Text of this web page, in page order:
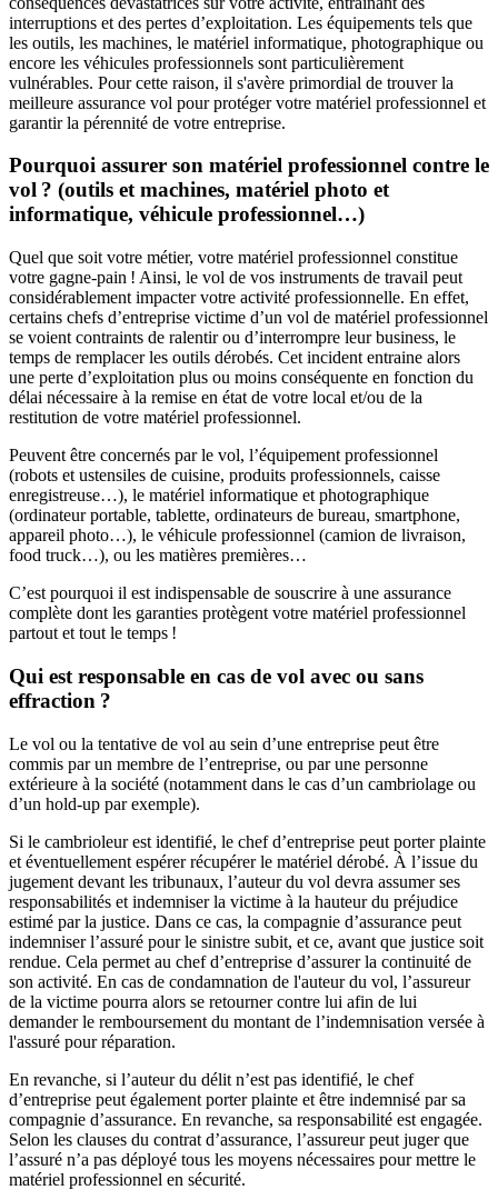
interruptions et des pertes d’exploitation. Les équipements tels que
les outils, les machines, le matériel informatique, photographique ou
encore les véhicules professionnels sont particulièrement
vulnérables. Pour cette raison, il s'avère primordial de trouver la
meilleure assurance vol pour protéger votre matériel professionnel et
garantir la pérennité de votre entreprise.
Pourquoi assurer son matériel professionnel contre le
vol ? (outils et machines, matériel photo et
informatique, véhicule professionnel…)
Quel que soit votre métier, votre matériel professionnel constitue
votre gagne-pain ! Ainsi, le vol de vos instruments de travail peut
considérablement impacter votre activité professionnelle. En effet,
certains chefs d’entreprise victime d’un vol de matériel professionnel
se voient contraints de ralentir ou d’interrompre leur business, le
temps de remplacer les outils dérobés. Cet incident entraine alors
une perte d’exploitation plus ou moins conséquente en fonction du
délai nécessaire à la remise en état de votre local et/ou de la
restitution de votre matériel professionnel.
Peuvent être concernés par le vol, l’équipement professionnel
(robots et ustensiles de cuisine, produits professionnels, caisse
enregistreuse…), le matériel informatique et photographique
(ordinateur portable, tablette, ordinateurs de bureau, smartphone,
appareil photo…), le véhicule professionnel (camion de livraison,
food truck…), ou les matières premières…
C’est pourquoi il est indispensable de souscrire à une assurance
complète dont les garanties protègent votre matériel professionnel
partout et tout le temps !
Qui est responsable en cas de vol avec ou sans
effraction ?
Le vol ou la tentative de vol au sein d’une entreprise peut être
commis par un membre de l’entreprise, ou par une personne
extérieure à la société (notamment dans le cas d’un cambriolage ou
d’un hold-up par exemple).
Si le cambrioleur est identifié, le chef d’entreprise peut porter plainte
et éventuellement espérer récupérer le matériel dérobé. À l’issue du
jugement devant les tribunaux, l’auteur du vol devra assumer ses
responsabilités et indemniser la victime à la hauteur du préjudice
estimé par la justice. Dans ce cas, la compagnie d’assurance peut
indemniser l’assuré pour le sinistre subit, et ce, avant que justice soit
rendue. Cela permet au chef d’entreprise d’assurer la continuité de
son activité. En cas de condamnation de l'auteur du vol, l’assureur
de la victime pourra alors se retourner contre lui afin de lui
demander le remboursement du montant de l’indemnisation versée à
l'assuré pour réparation.
En revanche, si l’auteur du délit n’est pas identifié, le chef
d’entreprise peut également porter plainte et être indemnisé par sa
compagnie d’assurance. En revanche, sa responsabilité est engagée.
Selon les clauses du contrat d’assurance, l’assureur peut juger que
l’assuré n’a pas déployé tous les moyens nécessaires pour mettre le
matériel professionnel en sécurité.